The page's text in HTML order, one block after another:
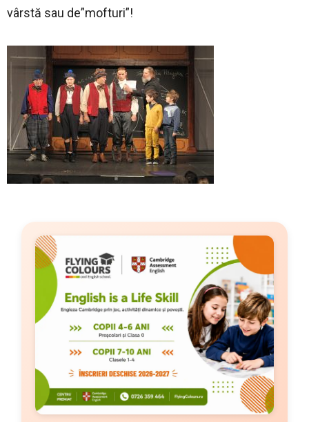
vârstă sau de”mofturi”!